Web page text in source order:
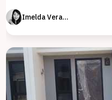
Imelda Veranika